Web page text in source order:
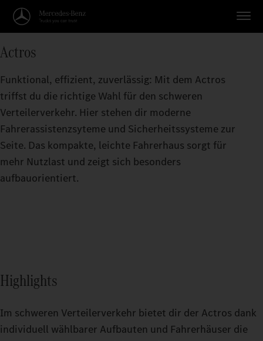
Actros
Funktional, effizient, zuverlässig: Mit dem Actros
triffst du die richtige Wahl für den schweren
Verteilerverkehr. Hier stehen dir moderne
Fahrerassistenzsyteme und Sicherheitssysteme zur
Seite. Das kompakte, leichte Fahrerhaus sorgt für
mehr Nutzlast und zeigt sich besonders
aufbauorientiert.
Highlights
Im schweren Verteilerverkehr bietet dir der Actros dank
individuell wählbarer Aufbauten und Fahrerhäuser die